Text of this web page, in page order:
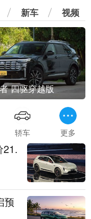
新车 视频
四驱穿越版
轿车 更多
21.
预